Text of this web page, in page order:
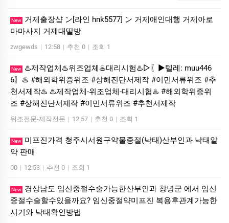
New
거제출장샵 ン[라인 hnk5577] ン 거제애인대행 거제아로
마마사지 거제대딸방
zwgewds | 12:58 | 추천 0 | 조회 1
New
♨️제작업체♨️위조업체♨️대리시험♨️▷〖▶텔레: muu446
6〗♨️ #해외학위증위조 #상해진단서제작 #이민서류위조 #추
천서제작♨️ ♨️제작업체-위조업체-대리시험♨️ #해외학위증위
조 #상해진단서제작 #이민서류위조 #추천서제작
위조전문-제작전문 | 12:57 | 추천 0 | 조회 1
New
미프진가격 청주시서원구약물중절(낙태)산부인과 낙­태알
약 판매
00 | 12:53 | 추천 0 | 조회 1
New
경상남도 임신중절수술가능한산부인과 창녕군 에서 임신
중절수술할수있을까요? 임신중절약미프진 복용후관계가능한
시기와 낙태확인방법